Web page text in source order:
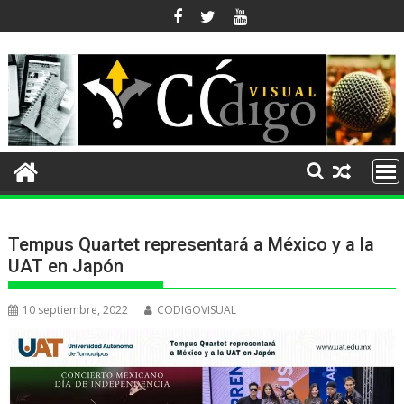
al
contenido
Tempus Quartet representará a México y a la
UAT en Japón
10 septiembre, 2022 CODIGOVISUAL